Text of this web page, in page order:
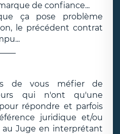
de confiance...
ça pose problème
le précédent contrat
de vous méfier de
qui n'ont qu'une
répondre et parfois
juridique et/ou
Juge en interprétant